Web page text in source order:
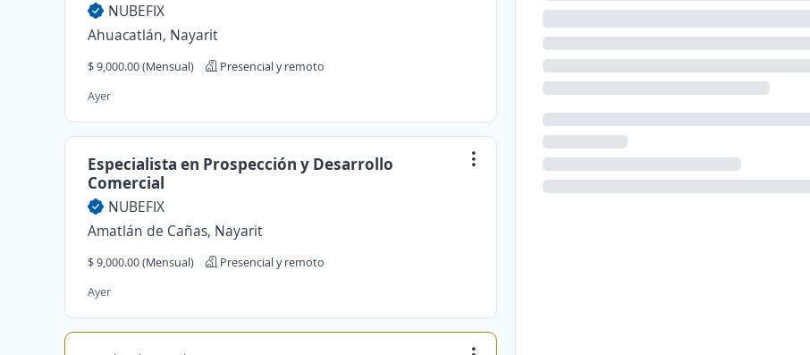
NUBEFIX
Ahuacatlán, Nayarit
$ 9,000.00 (Mensual)
Presencial y remoto
Ayer
Especialista en Prospección y Desarrollo
Comercial
NUBEFIX
Amatlán de Cañas, Nayarit
$ 9,000.00 (Mensual)
Presencial y remoto
Ayer